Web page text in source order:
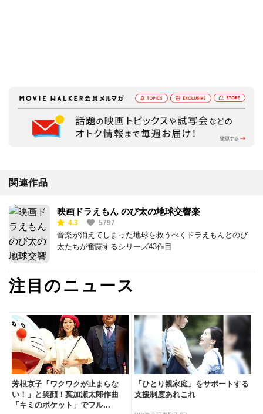
関連作品
映画ドラえもん のび太の地球交響楽
4.3 5797
音楽が消えてしまった地球を救うべくドラえもんとのび
太たちが奮闘するシリーズ43作目
注目のニュース
芳根京子「ワクワクが止まらな
い！」と笑顔！葉加瀬太郎作曲
「キミのポケット」でフル...
「ひとり親家庭」をサポートする
支援制度あれこれ